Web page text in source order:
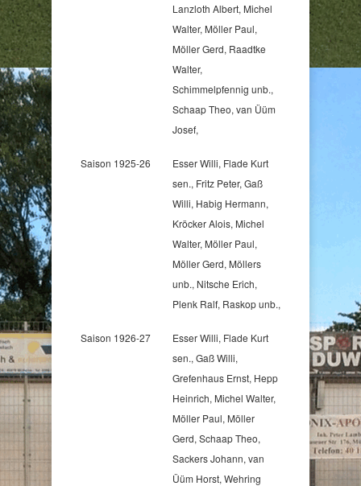
Lanzloth Albert, Michel
Walter, Möller Paul,
Möller Gerd, Raadtke
Walter,
Schimmelpfennig unb.,
Schaap Theo, van Üüm
Josef,
Saison 1925-26
Esser Willi, Flade Kurt
sen., Fritz Peter, Gaß
Willi, Habig Hermann,
Kröcker Alois, Michel
Walter, Möller Paul,
Möller Gerd, Möllers
unb., Nitsche Erich,
Plenk Ralf, Raskop unb.,
Saison 1926-27
Esser Willi, Flade Kurt
sen., Gaß Willi,
Grefenhaus Ernst, Hepp
Heinrich, Michel Walter,
Möller Paul, Möller
Gerd, Schaap Theo,
Sackers Johann, van
Üüm Horst, Wehring